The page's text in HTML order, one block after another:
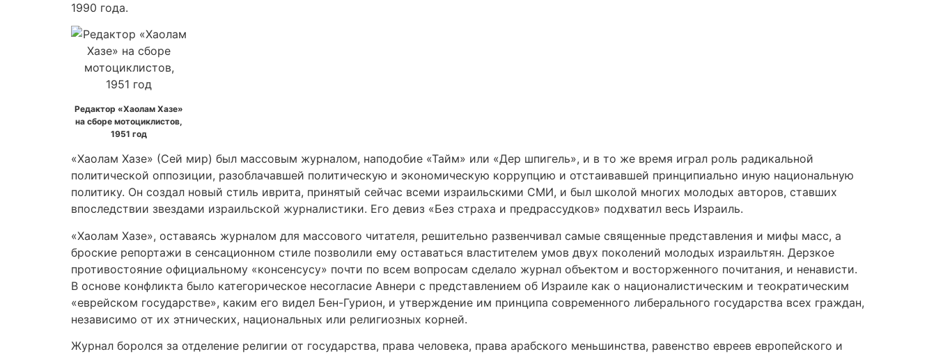
1990 года.
Редактор «Хаолам Хазе»
на сборе мотоциклистов,
1951 год
«Хаолам Хазе» (Сей мир) был массовым журналом, наподобие «Тайм» или «Дер шпигель», и в то же время играл роль радикальной
политической оппозиции, разоблачавшей политическую и экономическую коррупцию и отстаивавшей принципиально иную национальную
политику. Он создал новый стиль иврита, принятый сейчас всеми израильскими СМИ, и был школой многих молодых авторов, ставших
впоследствии звездами израильской журналистики. Его девиз «Без страха и предрассудков» подхватил весь Израиль.
«Хаолам Хазе», оставаясь журналом для массового читателя, решительно развенчивал самые священные представления и мифы масс, а
броские репортажи в сенсационном стиле позволили ему оставаться властителем умов двух поколений молодых израильтян. Дерзкое
противостояние официальному «консенсусу» почти по всем вопросам сделало журнал объектом и восторженного почитания, и ненависти.
В основе конфликта было категорическое несогласие Авнери с представлением об Израиле как о националистическим и теократическим
«еврейском государстве», каким его видел Бен-Гурион, и утверждение им принципа современного либерального государства всех граждан,
независимо от их этнических, национальных или религиозных корней.
Журнал боролся за отделение религии от государства, права человека, права арабского меньшинства, равенство евреев европейского и